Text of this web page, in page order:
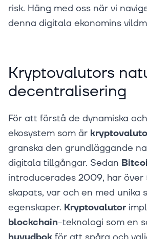
risk. Häng med oss när vi
denna digitala ekonomins
Kryptovalutors
decentralisering
För att förstå de dynamiska
ekosystem som är
granska den grundläggande
digitala tillgångar. Sedan
introducerades 2009, har
skapats, var och en med unika
egenskaper. Kryptovalutor
blockchain-teknologi som en